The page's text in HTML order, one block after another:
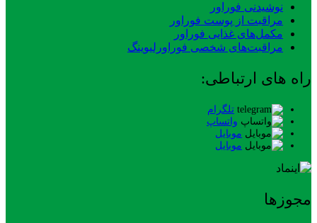
نوشیدنی فوراور
مراقبت از پوست فوراور
مکمل‌های غذایی فوراور
مراقبت‌های شخصی فوراورلیوینگ
راه های ارتباطی:
تلگرام
واتساپ
موبایل
موبایل
مجوزها